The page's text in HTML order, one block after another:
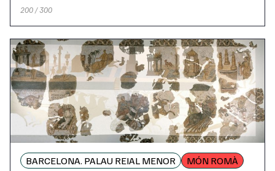
200 / 300
BARCELONA. PALAU REIAL MENOR MÓN ROMÀ